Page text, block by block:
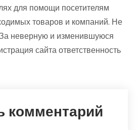
для помощи посетителям
товаров и компаний. Не
неверную и изменившуюся
сайта ответственность
комментарий